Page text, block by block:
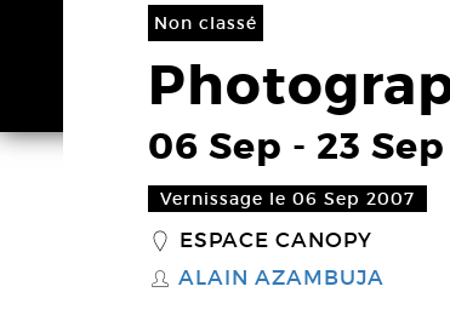
Non classé
06 Sep - 23
Vernissage le 06 Sep 2007
_ ESPACE CANOPY
S ALAIN AZAMBUJA